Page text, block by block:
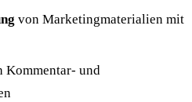
von Marketingmaterialien mit
Kommentar- und